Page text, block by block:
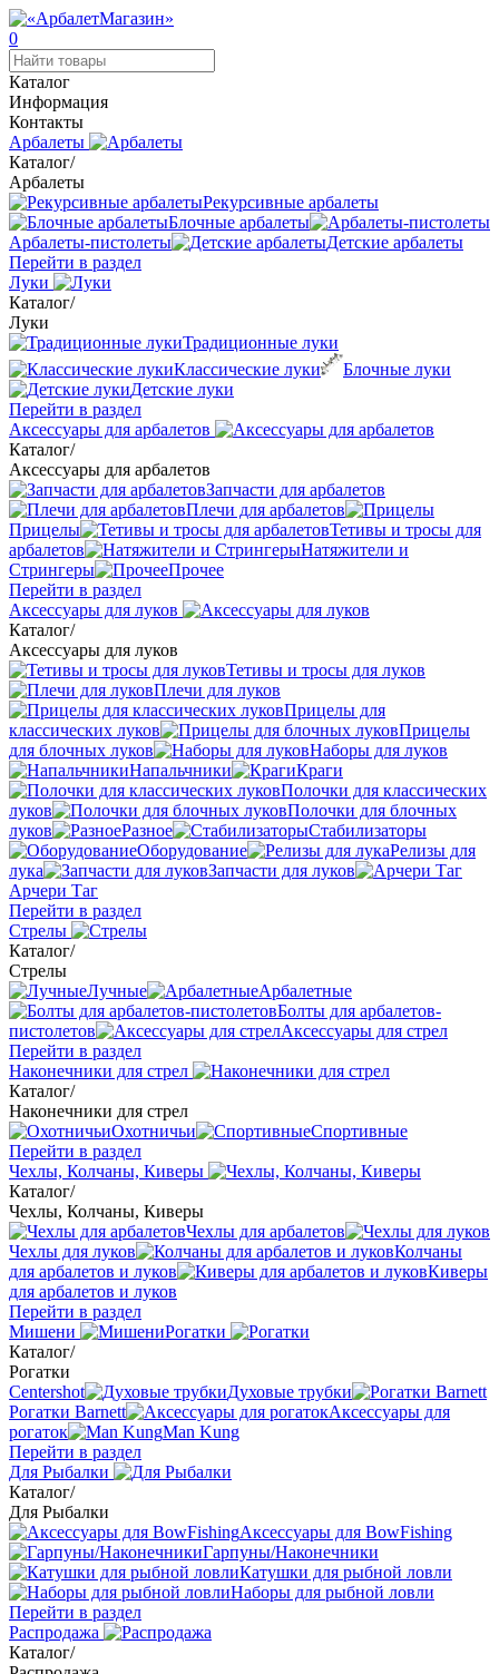
0
Каталог
Информация
Контакты
Арбалеты
Каталог/
Арбалеты
Рекурсивные арбалеты
Блочные арбалеты
Арбалеты-пистолеты
Детские арбалеты
Перейти в раздел
Луки
Каталог/
Луки
Традиционные луки
Классические луки
Блочные луки
Детские луки
Перейти в раздел
Аксессуары для арбалетов
Каталог/
Аксессуары для арбалетов
Запчасти для арбалетов
Плечи для арбалетов
Прицелы
Тетивы и тросы для
арбалетов
Натяжители и
Стрингеры
Прочее
Перейти в раздел
Аксессуары для луков
Каталог/
Аксессуары для луков
Тетивы и тросы для луков
Плечи для луков
Прицелы для
классических луков
Прицелы
для блочных луков
Наборы для луков
Напальчники
Краги
Полочки для классических
луков
Полочки для блочных
луков
Разное
Стабилизаторы
Оборудование
Релизы для
лука
Запчасти для луков
Арчери Таг
Перейти в раздел
Стрелы
Каталог/
Стрелы
Лучные
Арбалетные
Болты для арбалетов-
пистолетов
Аксессуары для стрел
Перейти в раздел
Наконечники для стрел
Каталог/
Наконечники для стрел
Охотничьи
Спортивные
Перейти в раздел
Чехлы, Колчаны, Киверы
Каталог/
Чехлы, Колчаны, Киверы
Чехлы для арбалетов
Чехлы для луков
Колчаны
для арбалетов и луков
Киверы
для арбалетов и луков
Перейти в раздел
Мишени
Рогатки
Каталог/
Рогатки
Centershot
Духовые трубки
Рогатки Barnett
Аксессуары для
рогаток
Man Kung
Перейти в раздел
Для Рыбалки
Каталог/
Для Рыбалки
Аксессуары для BowFishing
Гарпуны/Наконечники
Катушки для рыбной ловли
Наборы для рыбной ловли
Перейти в раздел
Распродажа
Каталог/